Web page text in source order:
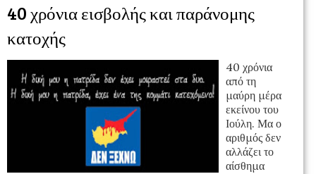
40 χρόνια εισβολής και παράνομης
κατοχής
40 χρόνια
από τη
μαύρη μέρα
εκείνου του
Ιούλη. Μα ο
αριθμός δεν
αλλάζει το
αίσθημα